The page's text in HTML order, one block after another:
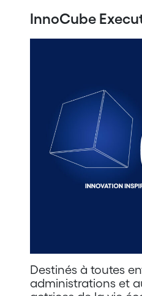
InnoCube
Destinés à toutes
administrations et